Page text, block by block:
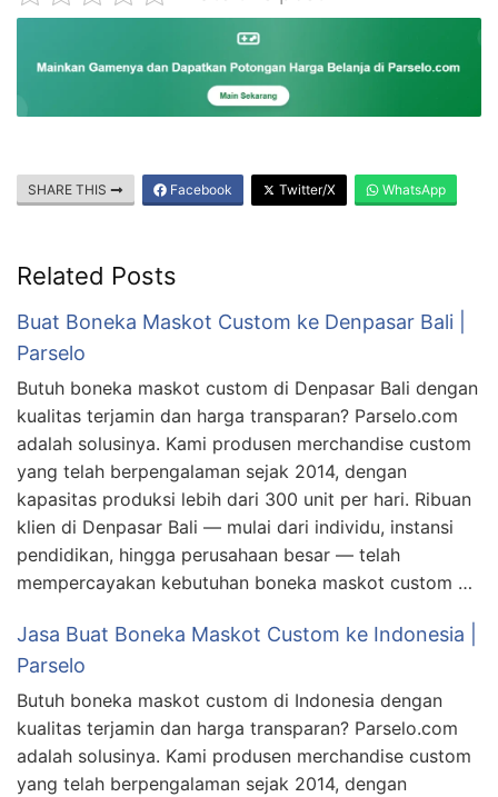
SHARE THIS Facebook Twitter/X WhatsApp
Related Posts
Buat Boneka Maskot Custom ke Denpasar Bali |
Parselo
Butuh boneka maskot custom di Denpasar Bali dengan
kualitas terjamin dan harga transparan? Parselo.com
adalah solusinya. Kami produsen merchandise custom
yang telah berpengalaman sejak 2014, dengan
kapasitas produksi lebih dari 300 unit per hari. Ribuan
klien di Denpasar Bali — mulai dari individu, instansi
pendidikan, hingga perusahaan besar — telah
mempercayakan kebutuhan boneka maskot custom …
Jasa Buat Boneka Maskot Custom ke Indonesia |
Parselo
Butuh boneka maskot custom di Indonesia dengan
kualitas terjamin dan harga transparan? Parselo.com
adalah solusinya. Kami produsen merchandise custom
yang telah berpengalaman sejak 2014, dengan